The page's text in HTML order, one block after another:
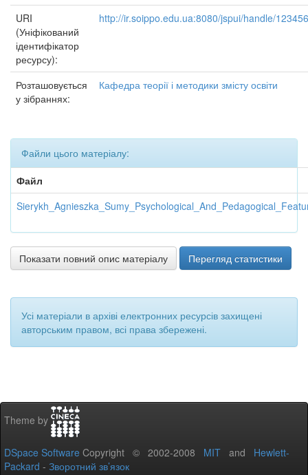
URI
(Уніфікований
ідентифікатор
ресурсу):
http://ir.soippo.edu.ua:8080/jspui/handle/
Розташовується
у зібраннях:
Кафедра теорії і методики змісту освіти
Файли цього матеріалу:
Файл
Показати повний опис матеріалу Перегляд статистики
Усі матеріали в архіві електронних ресурсів захищені
авторським правом, всі права збережені.
Theme by
DSpace Software Copyright © 2002-2008 MIT and Hewlett-
Packard - Зворотний зв’язок